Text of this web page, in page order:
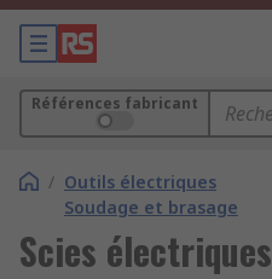
Références fabricant
/ Outils électriques
Soudage et brasage
Scies électriques